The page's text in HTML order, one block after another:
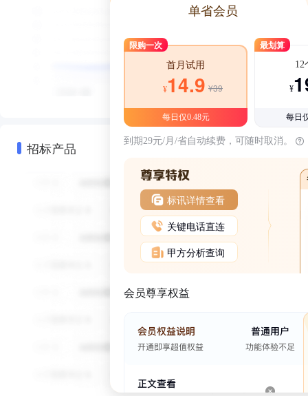
招标产品
单省会员
限购一次
首月试用
¥14.9 ¥39
每日仅0.48元
最划算
12
¥
每日
到期29元/月/省自动续费，可随时取消。
标讯详情查看
关键电话直连
甲方分析查询
会员尊享权益